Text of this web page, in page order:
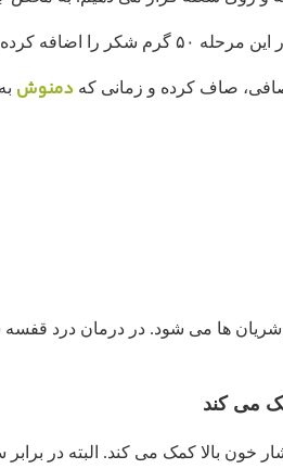
مدت ۲ دقیقه نه بیشتر، هم می زنیم.
صاف کرده و زمانی کهدمنوش
ها می شود. در درمان درد
خون بالا کمک می کند. البته در